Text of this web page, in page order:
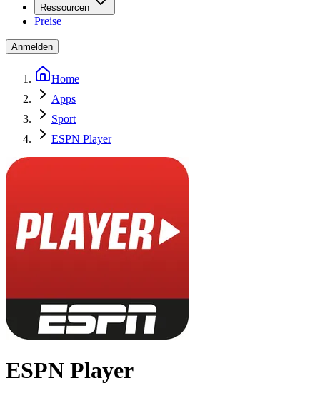
Ressourcen
Preise
Anmelden
Home
Apps
Sport
ESPN Player
ESPN Player